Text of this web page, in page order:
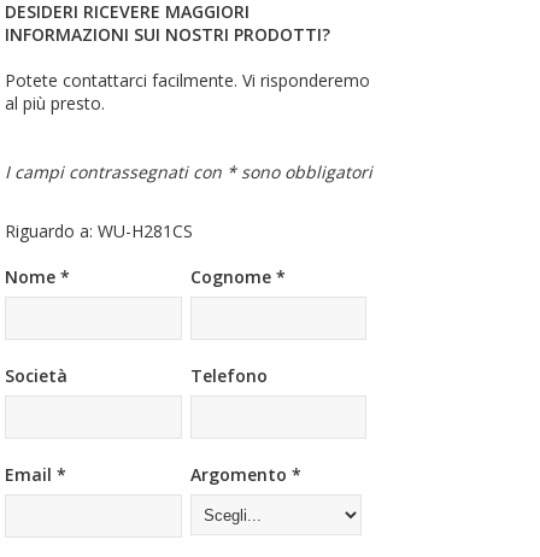
DESIDERI RICEVERE MAGGIORI
INFORMAZIONI SUI NOSTRI PRODOTTI?
Potete contattarci facilmente. Vi risponderemo
al più presto.
I campi contrassegnati con * sono obbligatori
Riguardo a: WU-H281CS
Nome *
Cognome *
Società Telefono
Email * Argomento *